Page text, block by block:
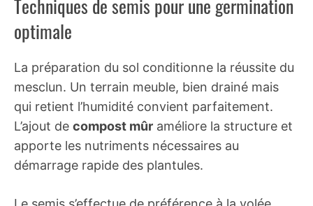
Techniques de semis pour une germination
optimale
La préparation du sol conditionne la réussite du
mesclun. Un terrain meuble, bien drainé mais
qui retient l’humidité convient parfaitement.
L’ajout de compost mûr améliore la structure et
apporte les nutriments nécessaires au
démarrage rapide des plantules.